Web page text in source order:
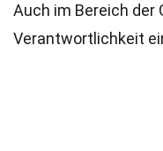
Auch im Bereich der
Verantwortlichkeit